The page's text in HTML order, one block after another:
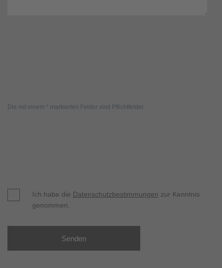
Die mit einem * markierten Felder sind Pflichtfelder.
Ich habe die Datenschutzbestimmungen zur Kenntnis
genommen.
Senden